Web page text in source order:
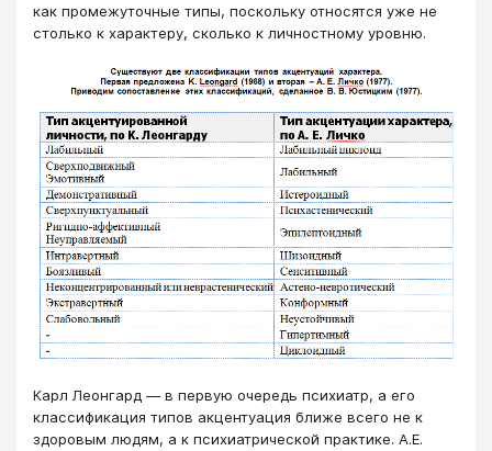
как промежуточные типы, поскольку относятся уже не
столько к характеру, сколько к личностному уровню.
Карл Леонгард — в первую очередь психиатр, а его
классификация типов акцентуация ближе всего не к
здоровым людям, а к психиатрической практике. А.Е.